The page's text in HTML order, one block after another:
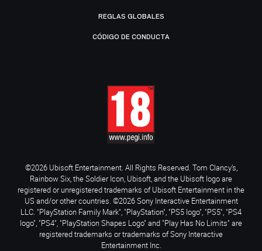
REGLAS GLOBALES
CÓDIGO DE CONDUCTA
©2026 Ubisoft Entertainment. All Rights Reserved. Tom Clancy’s,
Rainbow Six, the Soldier Icon, Ubisoft, and the Ubisoft logo are
registered or unregistered trademarks of Ubisoft Entertainment in the
US and/or other countries. ©2026 Sony Interactive Entertainment
LLC. "PlayStation Family Mark", "PlayStation", "PS5 logo", "PS5", "PS4
logo", "PS4", "PlayStation Shapes Logo" and "Play Has No Limits" are
registered trademarks or trademarks of Sony Interactive
Entertainment Inc.